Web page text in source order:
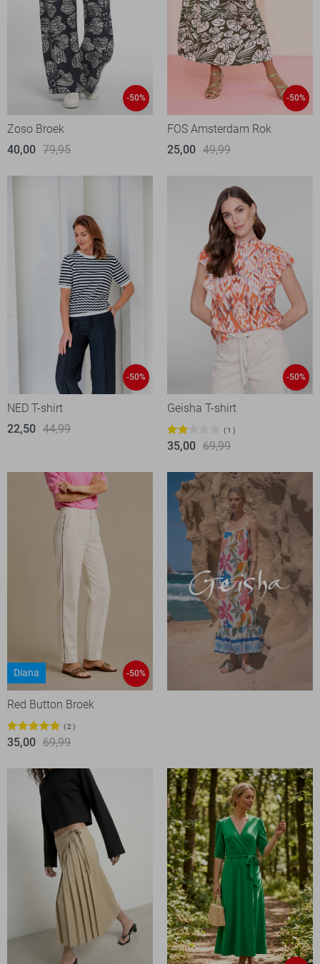
-50%
Zoso Broek
40,00 79,95
-50%
FOS Amsterdam Rok
25,00 49,99
-50%
NED T-shirt
22,50 44,99
-50%
Geisha T-shirt
1
35,00 69,99
Diana -50%
Red Button Broek
2
35,00 69,99